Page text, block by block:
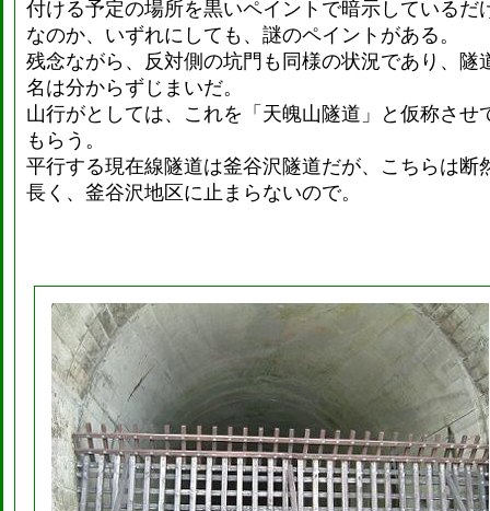
付ける予定の場所を黒いペイントで暗示しているだ
なのか、いずれにしても、謎のペイントがある。
残念ながら、反対側の坑門も同様の状況であり、隧
名は分からずじまいだ。
山行がとしては、これを「天魄山隧道」と仮称させ
もらう。
平行する現在線隧道は釜谷沢隧道だが、こちらは断
長く、釜谷沢地区に止まらないので。